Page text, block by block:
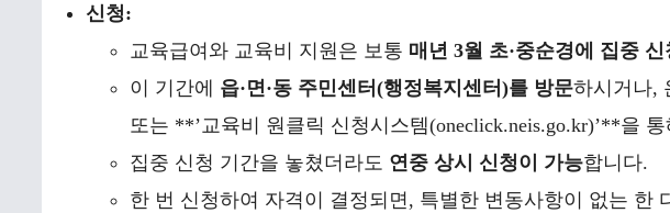
신청:
교육급여와 교육비 지원은 보통 매년 3월 초·중순경에 집중
이 기간에 읍·면·동 주민센터(행정복지센터)를 방문하시거나,
또는 **’교육비 원클릭 신청시스템(oneclick.neis.go.kr)’**을
집중 신청 기간을 놓쳤더라도 연중 상시 신청이 가능합니다.
한 번 신청하여 자격이 결정되면, 특별한 변동사항이 없는 한